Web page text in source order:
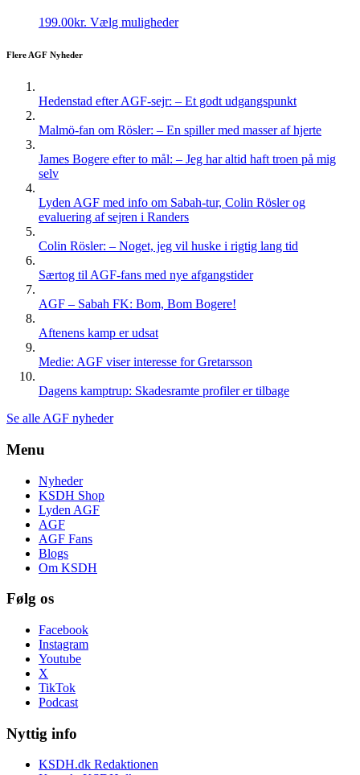
199.00kr. Vælg mulighederDette
Mulighederne
kan
vælges
på
varesiden
Flere AGF Nyheder
Hedenstad efter AGF-sejr: – Et godt udgangspunkt
Malmö-fan om Rösler: – En spiller med masser af hjerte
James Bogere efter to mål: – Jeg har altid haft troen på mig
selv
Lyden AGF med info om Sabah-tur, Colin Rösler og
evaluering af sejren i Randers
Colin Rösler: – Noget, jeg vil huske i rigtig lang tid
Særtog til AGF-fans med nye afgangstider
AGF – Sabah FK: Bom, Bom Bogere!
Aftenens kamp er udsat
Medie: AGF viser interesse for Gretarsson
Dagens kamptrup: Skadesramte profiler er tilbage
Se alle AGF nyheder
Menu
Nyheder
KSDH Shop
Lyden AGF
AGF
AGF Fans
Blogs
Om KSDH
Følg os
Facebook
Instagram
Youtube
X
TikTok
Podcast
Nyttig info
KSDH.dk Redaktionen